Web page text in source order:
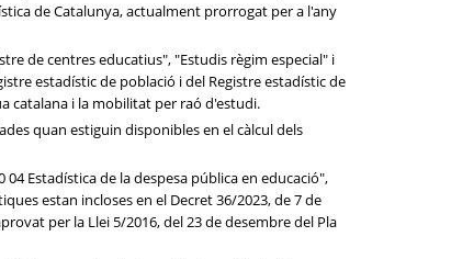
de Catalunya, actualment prorrogat per a l'any
de centres educatius", "Estudis règim especial" i
estadístic de població i del Registre estadístic de
catalana i la mobilitat per raó d'estudi.
quan estiguin disponibles en el càlcul dels
Estadística de la despesa pública en educació",
estan incloses en el Decret 36/2023, de 7 de
per la Llei 5/2016, del 23 de desembre del Pla